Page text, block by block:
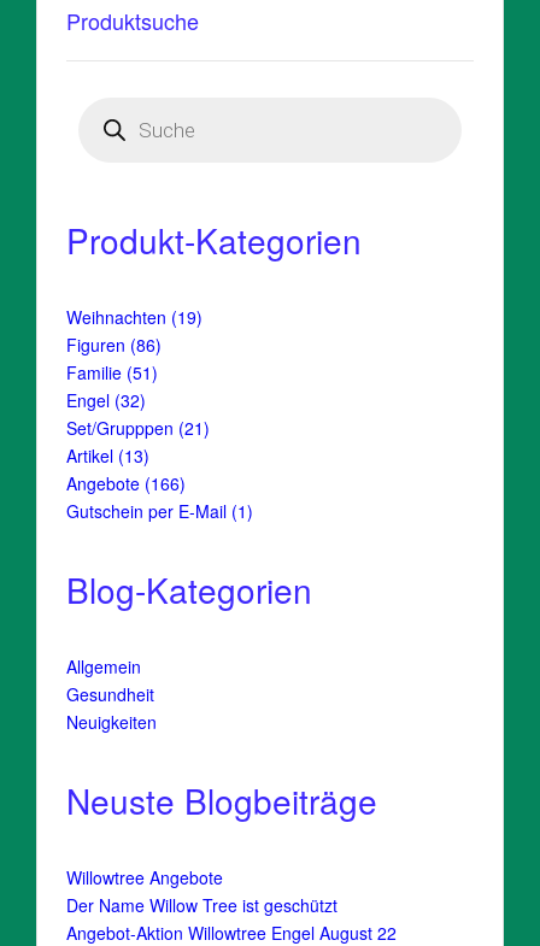
Produktsuche
search
Produkt-Kategorien
Weihnachten 1919
Figuren 8686
Produkte
Familie 5151
Engel 3232
Produkte
Set/Grupppen 2121
Artikel 1313
Produkte
Angebote 166166
Produkte
Gutschein per E-Mail 11
Blog-Kategorien
Allgemein
Gesundheit
Neuigkeiten
Neuste Blogbeiträge
Willowtree Angebote
Der Name Willow Tree ist geschützt
Angebot-Aktion Willowtree Engel August 22